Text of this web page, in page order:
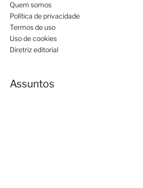
Quem somos
Política de privacidade
Termos de uso
Uso de cookies
Diretriz editorial
Assuntos